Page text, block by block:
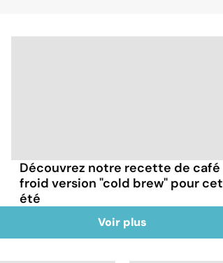
Découvrez notre recette de café
froid version "cold brew" pour cet
été
Voir plus